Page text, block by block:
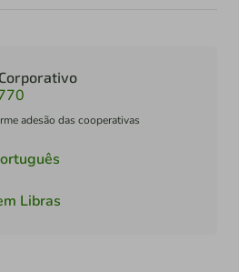
adesão das cooperativas
Libras